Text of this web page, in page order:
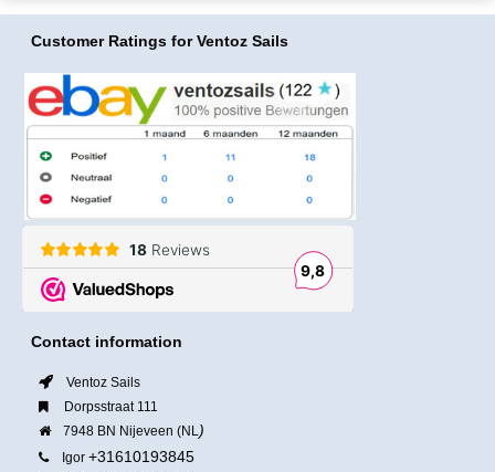
Customer Ratings for Ventoz Sails
Contact information
Ventoz Sails
Dorpsstraat 111
7948 BN Nijeveen (NL )
Igor +31610193845